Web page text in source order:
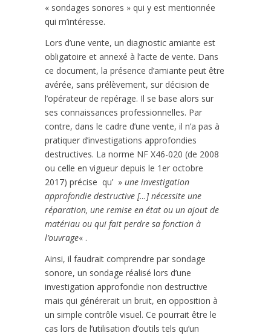
« sondages sonores » qui y est mentionnée
qui m’intéresse.
Lors d’une vente, un diagnostic amiante est
obligatoire et annexé à l’acte de vente. Dans
ce document, la présence d’amiante peut être
avérée, sans prélèvement, sur décision de
l’opérateur de repérage. Il se base alors sur
ses connaissances professionnelles. Par
contre, dans le cadre d’une vente, il n’a pas à
pratiquer d’investigations approfondies
destructives. La norme NF X46-020 (de 2008
ou celle en vigueur depuis le 1er octobre
2017) précise qu’ » une investigation
approfondie destructive […] nécessite une
réparation, une remise en état ou un ajout de
matériau ou qui fait perdre sa fonction à
l’ouvrage« .
Ainsi, il faudrait comprendre par sondage
sonore, un sondage réalisé lors d’une
investigation approfondie non destructive
mais qui générerait un bruit, en opposition à
un simple contrôle visuel. Ce pourrait être le
cas lors de l’utilisation d’outils tels qu’un